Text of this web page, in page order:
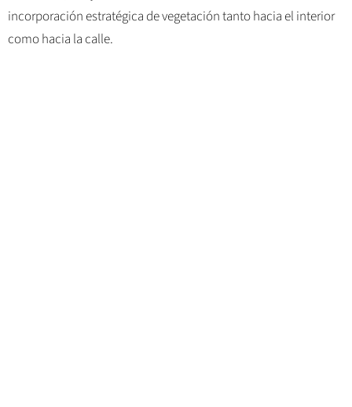
incorporación estratégica de vegetación tanto hacia el interior
como hacia la calle.